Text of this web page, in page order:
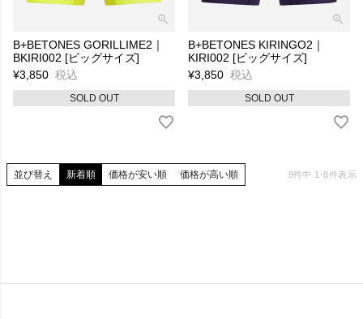
B+BETONES GORILLIME2｜
BKIRI002 [ビッグサイズ]
¥3,850 税込
SOLD OUT
B+BETONES KIRINGO2｜
KIRI002 [ビッグサイズ]
¥3,850 税込
SOLD OUT
並び替え 新着順 価格が安い順 価格が高い順 8件中 1 -8件表示